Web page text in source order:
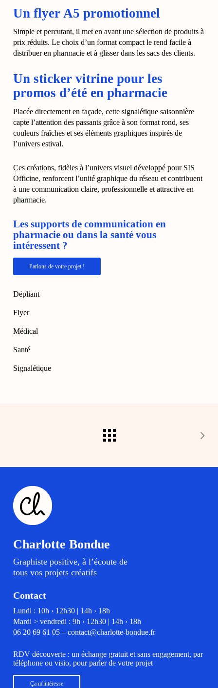
Un flyer A5 promotionnel
Simple et percutant, il met en avant une sélection de produits à
prix réduits. Le choix d’un format compact le rend facile à
distribuer en pharmacie et à glisser dans les sacs des clients.
Un sticker vitrine pour les
promos d’été en pharmacie
Placée directement en façade, cette signalétique saisonnière
capte l’attention des passants grâce à son format rond, ses
couleurs fraîches et ses éléments graphiques inspirés de
l’univers estival.
Ces créations, fidèles à l’univers visuel développé pour SIS
Officine, renforcent l’unité graphique du réseau et contribuent
à une communication claire, professionnelle et attractive en
pharmacie.
Les supports de communication en
pharmacie ou dans la santé vous
intéressent ?
Parlons de votre projet !
Dépliant
Flyer
Médical
Santé
Signalétique
Charlotte Bondue
Graphiste positive, à l’écoute de
tous vos projets créatifs
Contact
Lundi : 10h › 12h30 | 14h › 18h
Mardi > vendredi : 9h › 12h30 | 14h › 18h
06 20 69 61 05– contact@charlotte-bondue.fr
RDV découverte : un échange gratuit et sans engagement, par
téléphone ou visio, pour parler de votre projet
Ça m'intéresse